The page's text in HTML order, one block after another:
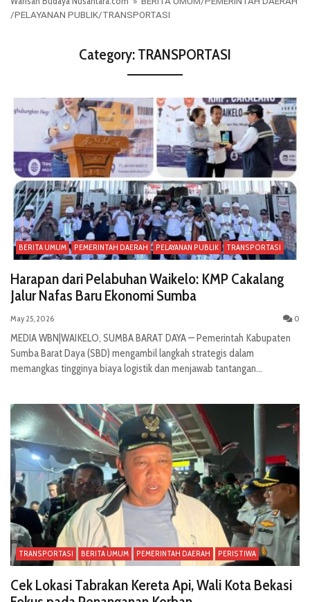
/PELAYANAN PUBLIK/TRANSPORTASI
Category:TRANSPORTASI
BERITA UMUM PEMERINTAH DAERAH PELAYANAN PUBLIK TRANSPORTASI
Harapan dari Pelabuhan Waikelo: KMP Cakalang
Jalur Nafas Baru Ekonomi Sumba
May 25, 2026 0
MEDIA WBN|WAIKELO, SUMBA BARAT DAYA — Pemerintah Kabupaten
Sumba Barat Daya (SBD) mengambil langkah strategis dalam
memangkas tingginya biaya logistik dan menjawab tantangan...
TRANSPORTASI BERITA UMUM PEMERINTAH DAERAH PERISTIWA
Cek Lokasi Tabrakan Kereta Api, Wali Kota Bekasi